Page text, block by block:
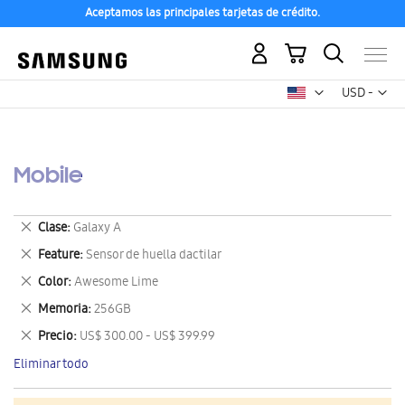
Aceptamos las principales tarjetas de crédito.
USD -
dólar
Mi carrito
Mobile
Clase Galaxy A
Eliminar
este
artículo
Feature Sensor de huella dactilar
Eliminar
este
artículo
Color Awesome Lime
Eliminar
este
artículo
Memoria 256GB
Eliminar
este
artículo
Precio US$ 300.00 - US$ 399.99
Eliminar
este
artículo
Eliminar todo